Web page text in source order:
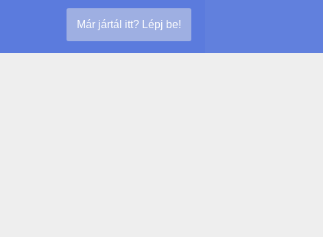
Már jártál itt? Lépj be!